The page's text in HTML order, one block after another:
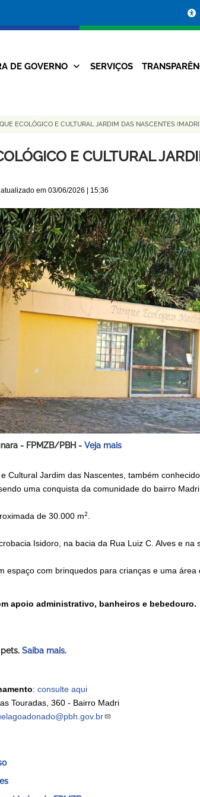
da
Prefeitura
Navegação
DE GOVERNO SERVIÇOS
ECOLÓGICO E CULTURAL JARDIM DAS NASCENTES
E CULTURAL
em 03/06/2026 | 15:36
- FPMZB/PBH - Veja mais
Cultural Jardim das Nascentes, também
uma conquista da comunidade do bairro
de 30.000 m2.
Isidoro, na bacia da Rua Luiz C. Alves e na
espaço com brinquedos para crianças e uma
apoio administrativo, banheiros e bebedouro.
Saiba mais.
: consulte aqui
Touradas, 360 - Bairro Madri